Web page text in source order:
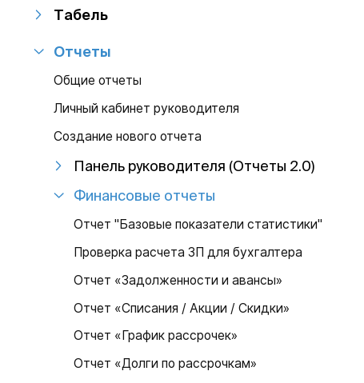
Табель
Отчеты
Общие отчеты
Личный кабинет руководителя
Создание нового отчета
Панель руководителя (Отчеты 2.0)
Финансовые отчеты
Отчет "Базовые показатели статистики"
Проверка расчета ЗП для бухгалтера
Отчет «Задолженности и авансы»
Отчет «Cписания / Акции / Скидки»
Отчет «График рассрочек»
Отчет «Долги по рассрочкам»